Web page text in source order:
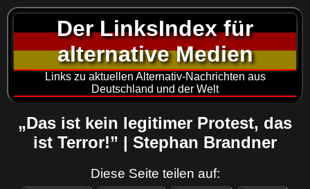
Der LinksIndex für
alternative Medien
Links zu aktuellen Alternativ-Nachrichten aus
Deutschland und der Welt
„Das ist kein legitimer Protest, das
ist Terror!” | Stephan Brandner
Diese Seite teilen auf: